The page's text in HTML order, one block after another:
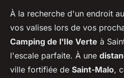
À la recherche d'un endroit
vos valises lors de vos
Camping de l'Ile Verte à
l'escale parfaite. À une
ville fortifiée de Saint-Malo,